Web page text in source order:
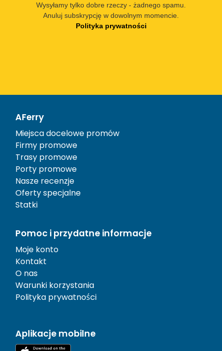
Wysyłamy tylko dobre rzeczy - żadnego spamu.
Anuluj subskrypcję w dowolnym momencie.
Polityka prywatności
AFerry
Miejsca docelowe promów
Firmy promowe
Trasy promowe
Porty promowe
Nasze recenzje
Oferty specjalne
Statki
Pomoc i przydatne informacje
Moje konto
Kontakt
O nas
Warunki korzystania
Polityka prywatności
Aplikacje mobilne